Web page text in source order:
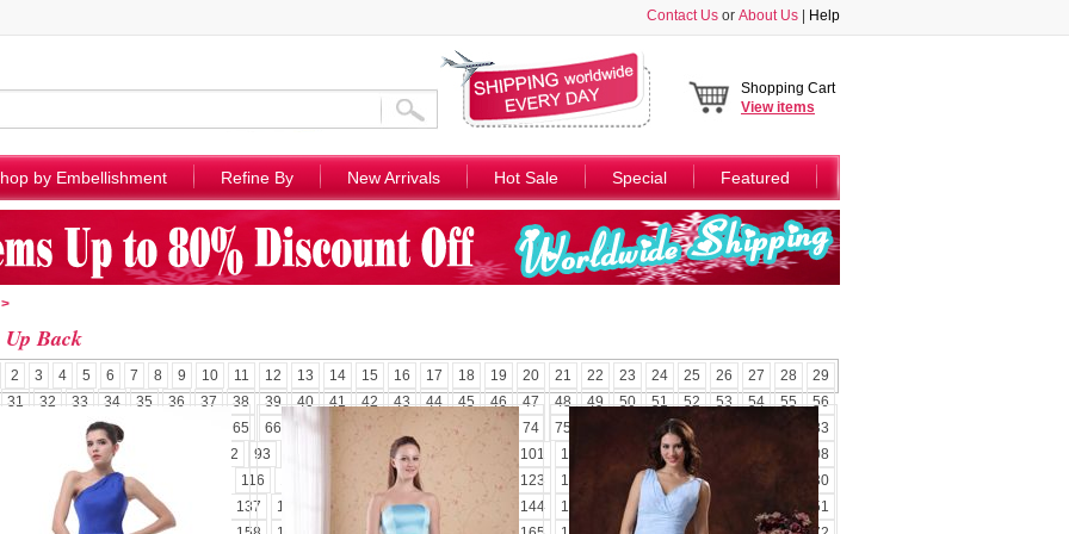
Contact Us or About Us Help
Shopping Cart
Viewitems
by Embellishment Refine By New Arrivals Hot Sale Special Featured
Up Back
2 3 4 5 6 7 8 9 10 11 12 13 14 15 16 17 18 19 20 21 22 23 24 25 26 27 28
29
31
32 33 34 35 36 37 38 39 40 41 42 43 44 45 46 47 48 49 50 51 52 53 54 55
56
60 61 65 66 67 69 71 73 74 75 78 79
83
88 92 93 97 98 101 102 104 105
108
111 112 113 116 120 121 122 123 124 126 127
130
132 133 134 135 137 138 139 140 141 142 144 145 146 147 148
151